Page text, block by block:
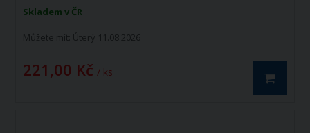
Skladem v ČR
Můžete mít: Úterý 11.08.2026
221,00 Kč / ks